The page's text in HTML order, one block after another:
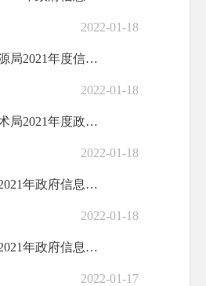
2022-01-18
临夏县自然资源局2021年度信息公开工作...
2022-01-18
临夏县科学技术局2021年度政府信息公开...
2022-01-18
临夏县统计局2021年政府信息公开工作年...
2022-01-18
临夏县财政局2021年政府信息公开工作年...
2022-01-17